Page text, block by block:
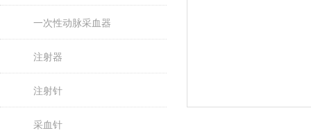
一次性动脉采血器
注射器
注射针
采血针